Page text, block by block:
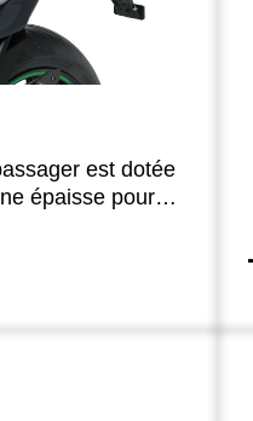
est dotée
épaisse pour